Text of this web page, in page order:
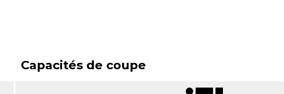
Capacités de coupe